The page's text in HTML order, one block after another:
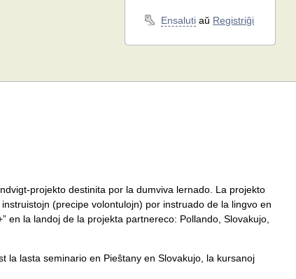
Ensaluti aŭ Registriĝi
projekto destinita por la dumviva lernado. La projekto
(precipe volontulojn) por instruado de la lingvo en
en la landoj de la projekta partnereco: Pollando, Slovakujo,
la lasta seminario en Pieŝtany en Slovakujo, la kursanoj